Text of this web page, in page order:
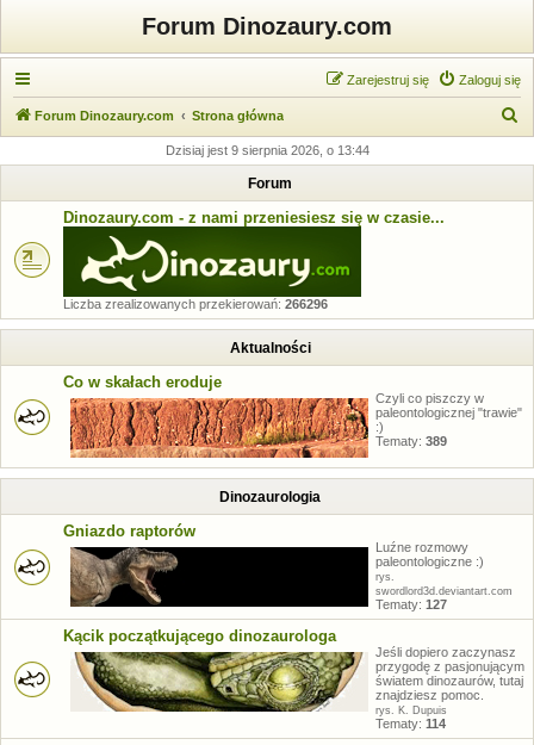
Forum Dinozaury.com
Zaloguj się
Zarejestruj się
Forum Dinozaury.com Strona główna
k
Dzisiaj jest 9 sierpnia 2026, o 13:44
Forum
Dinozaury.com - z nami przeniesiesz się w czasie...
Liczba zrealizowanych przekierowań: 266296
Aktualności
Co w skałach eroduje
Czyli co piszczy w
paleontologicznej "trawie"
:)
Tematy: 389
Dinozaurologia
Gniazdo raptorów
Luźne rozmowy
paleontologiczne :)
rys.
swordlord3d.deviantart.com
Tematy: 127
Kącik początkującego dinozaurologa
Jeśli dopiero zaczynasz
przygodę z pasjonującym
światem dinozaurów, tutaj
znajdziesz pomoc.
rys. K. Dupuis
Tematy: 114